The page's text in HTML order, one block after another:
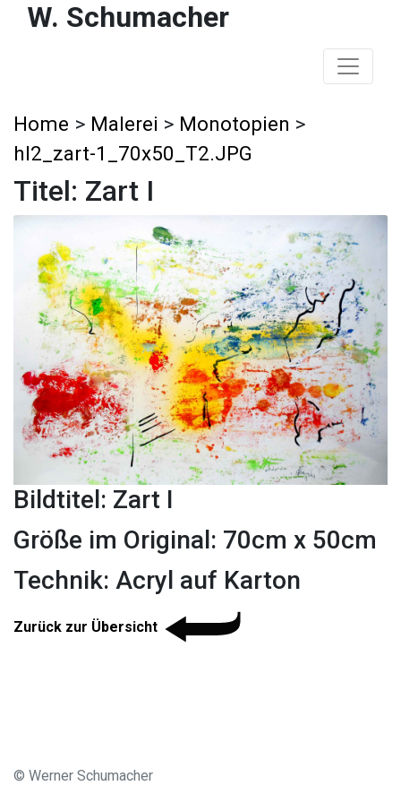
W. Schumacher
Home > Malerei > Monotopien >
hl2_zart-1_70x50_T2.JPG
Titel: Zart I
Bildtitel: Zart I
Größe im Original: 70cm x 50cm
Technik: Acryl auf Karton
Zurück zur Übersicht
© Werner Schumacher